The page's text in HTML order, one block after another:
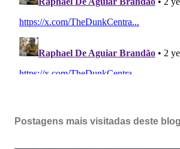
Postagens mais visitadas deste blog